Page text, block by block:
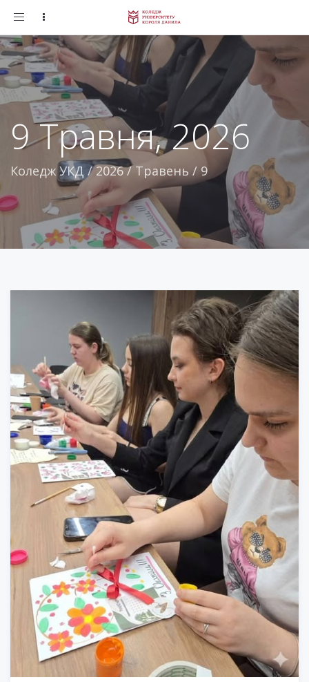
Toggle
9 Травня, 2026
Коледж УКД /2026/Травень /9